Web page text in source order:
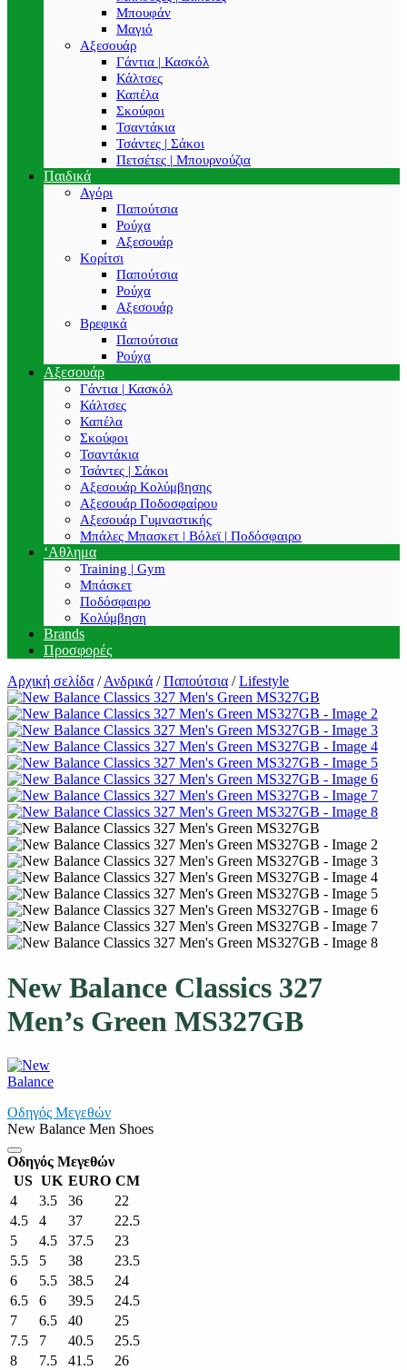
Μπουφάν
Μαγιό
Αξεσουάρ
Γάντια | Κασκόλ
Κάλτσες
Καπέλα
Σκούφοι
Τσαντάκια
Τσάντες | Σάκοι
Πετσέτες | Μπουρνούζια
Παιδικά
Αγόρι
Παπούτσια
Ρούχα
Αξεσουάρ
Κορίτσι
Παπούτσια
Ρούχα
Αξεσουάρ
Βρεφικά
Παπούτσια
Ρούχα
Αξεσουάρ
Γάντια | Κασκόλ
Κάλτσες
Καπέλα
Σκούφοι
Τσαντάκια
Τσάντες | Σάκοι
Αξεσουάρ Κολύμβησης
Αξεσουάρ Ποδοσφαίρου
Αξεσουάρ Γυμναστικής
Μπάλες Μπασκετ | Βόλεϊ | Ποδόσφαιρο
‘Αθλημα
Training | Gym
Μπάσκετ
Ποδόσφαιρο
Κολύμβηση
Brands
Προσφορές
Αρχική σελίδα /Ανδρικά / Παπούτσια / Lifestyle
New Balance Classics 327
Men’s Green MS327GB
Οδηγός Μεγεθών
New Balance Men Shoes
Οδηγός Μεγεθών
US UK EURO CM
4
3.5 36
22
4.5
4 37
22.5
5
4.5 37.5
23
5.5
5 38
23.5
6
5.5 38.5
24
6.5
6 39.5
24.5
7
6.5 40
25
7.5
7 40.5
25.5
8
7.5 41.5
26